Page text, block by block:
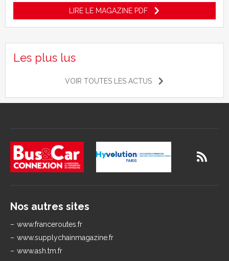
LIRE LE MAGAZINE PDF
Les plus lus
VOIR TOUTES LES ACTUS
Nos autres sites
www.franceroutes.fr
www.supplychainmagazine.fr
www.ash.tm.fr